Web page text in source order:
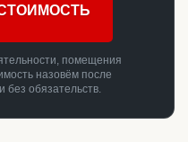
помещения
назовём после
без обязательств.